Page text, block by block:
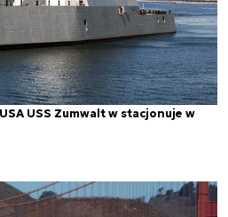
USS Zumwalt w stacjonuje w